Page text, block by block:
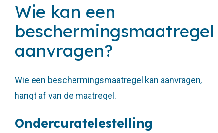
Situaties
Wie kan een
beschermingsmaatregel
aanvragen?
Wie een beschermingsmaatregel kan aanvragen,
hangt af van de maatregel.
Ondercuratelestelling